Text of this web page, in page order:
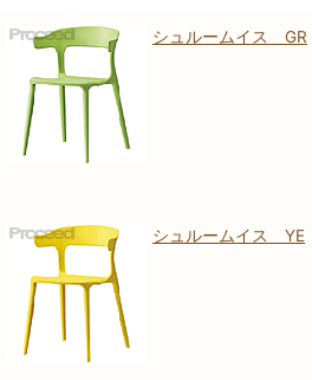
シュルームイス GR
シュルームイス YE